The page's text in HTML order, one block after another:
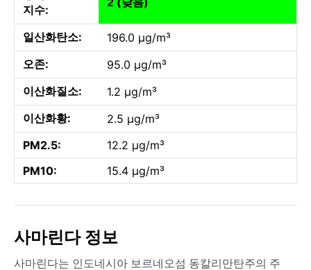
지수:
일산화탄소:
196.0 µg/m³
오존:
95.0 µg/m³
이산화질소:
1.2 µg/m³
이산화황:
2.5 µg/m³
PM2.5:
12.2 µg/m³
PM10:
15.4 µg/m³
사마린다 정보
사마린다는 인도네시아 보르네오섬 동칼리만탄주의 주